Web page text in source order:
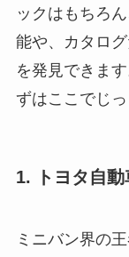
ックはもちろ
能や、カタロ
を発見できま
ずはここでじっ
1. トヨタ自動
ミニバン界の